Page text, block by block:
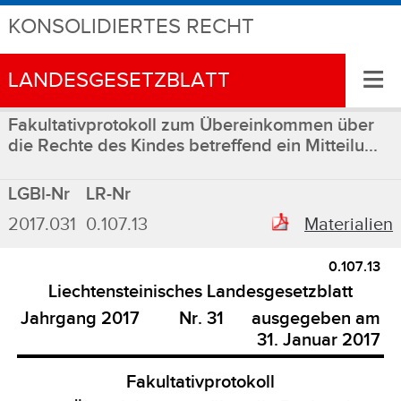
KONSOLIDIERTES RECHT
LANDESGESETZBLATT ≡
Fakultativprotokoll zum Übereinkommen über
die Rechte des Kindes betreffend ein Mitteilu...
LGBl-Nr
LR-Nr
2017.031 0.107.13 Materialien